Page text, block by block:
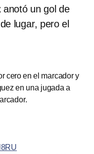
anotó un gol de
lugar, pero el
cero en el marcador y
en una jugada a